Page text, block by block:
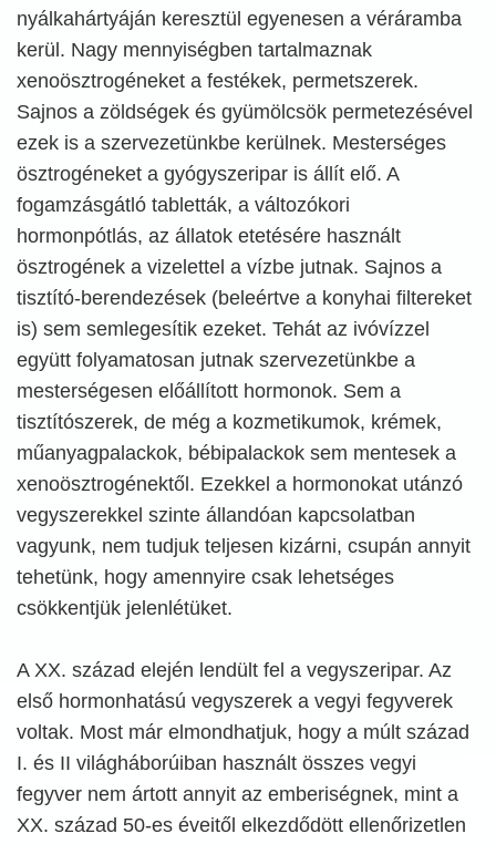
nyálkahártyáján keresztül egyenesen a véráramba
kerül. Nagy mennyiségben tartalmaznak
xenoösztrogéneket a festékek, permetszerek.
Sajnos a zöldségek és gyümölcsök permetezésével
ezek is a szervezetünkbe kerülnek. Mesterséges
ösztrogéneket a gyógyszeripar is állít elő. A
fogamzásgátló tabletták, a változókori
hormonpótlás, az állatok etetésére használt
ösztrogének a vizelettel a vízbe jutnak. Sajnos a
tisztító-berendezések (beleértve a konyhai filtereket
is) sem semlegesítik ezeket. Tehát az ivóvízzel
együtt folyamatosan jutnak szervezetünkbe a
mesterségesen előállított hormonok. Sem a
tisztítószerek, de még a kozmetikumok, krémek,
műanyagpalackok, bébipalackok sem mentesek a
xenoösztrogénektől. Ezekkel a hormonokat utánzó
vegyszerekkel szinte állandóan kapcsolatban
vagyunk, nem tudjuk teljesen kizárni, csupán annyit
tehetünk, hogy amennyire csak lehetséges
csökkentjük jelenlétüket.
A XX. század elején lendült fel a vegyszeripar. Az
első hormonhatású vegyszerek a vegyi fegyverek
voltak. Most már elmondhatjuk, hogy a múlt század
I. és II világháborúiban használt összes vegyi
fegyver nem ártott annyit az emberiségnek, mint a
XX. század 50-es éveitől elkezdődött ellenőrizetlen